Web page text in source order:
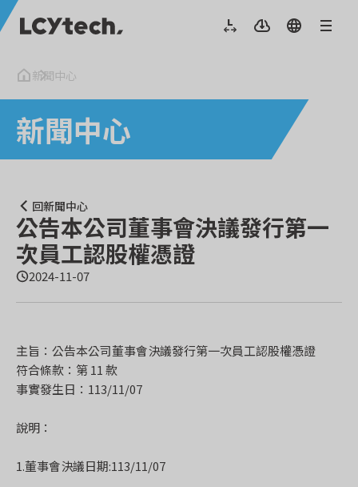
新聞中心
新聞中心
回新聞中心
公告本公司董事會決議發行第一
次員工認股權憑證
2024-11-07
主旨：公告本公司董事會決議發行第一次員工認股權憑證
符合條款：第 11 款
事實發生日：113/11/07
說明：
1.董事會決議日期:113/11/07